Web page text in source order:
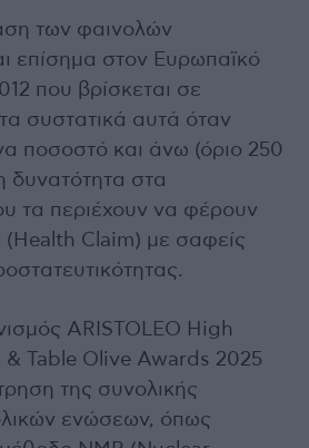
των φαινολών
επίσημα στον Ευρωπαϊκό
που βρίσκεται σε
συστατικά αυτά όταν
ποσοστό και άνω (όριο 250
δυνατότητα στα
τα περιέχουν να φέρουν
(Health Claim) με σαφείς
ARISTOLEO High
& Table Olive Awards 2025
της συνολικής
ενώσεων, όπως